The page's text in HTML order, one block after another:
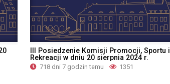
III Posiedzenie Komisji Promocji, Sportu i
Rekreacji w dniu 20 sierpnia 2024 r.
718 dni 7 godzin temu 1351